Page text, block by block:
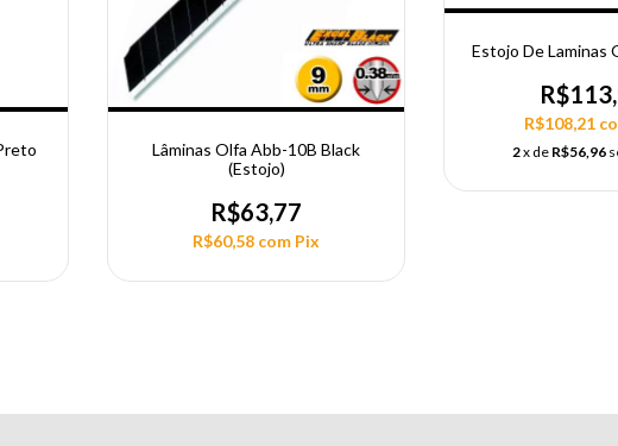
Lâminas Olfa Abb-10B Black
(Estojo)
R$63,77
R$60,58 com Pix
Estojo De Laminas
R$108,21
2x de R$56,96